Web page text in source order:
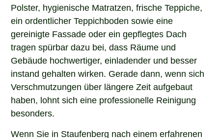
Polster, hygienische Matratzen, frische Teppiche,
ein ordentlicher Teppichboden sowie eine
gereinigte Fassade oder ein gepflegtes Dach
tragen spürbar dazu bei, dass Räume und
Gebäude hochwertiger, einladender und besser
instand gehalten wirken. Gerade dann, wenn sich
Verschmutzungen über längere Zeit aufgebaut
haben, lohnt sich eine professionelle Reinigung
besonders.
Wenn Sie in Staufenberg nach einem erfahrenen